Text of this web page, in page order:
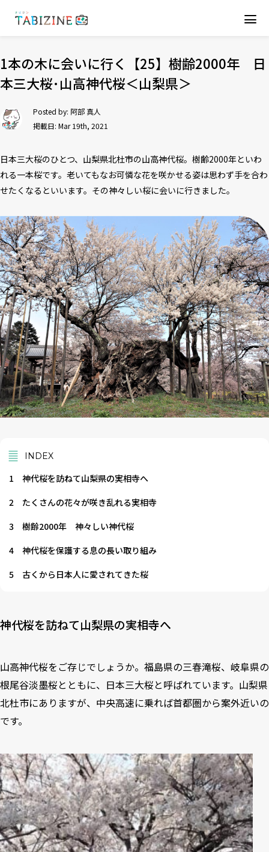
1本の木に会いに行く【25】樹齢2000年 日
本三大桜･山高神代桜＜山梨県＞
Posted by: 阿部 真人
掲載日: Mar 19th, 2021
日本三大桜のひとつ、山梨県北杜市の山高神代桜。樹齢2000年といわ
れる一本桜です。老いてもなお可憐な花を咲かせる姿は思わず手を合わ
せたくなるといいます。その神々しい桜に会いに行きました。
INDEX
1
神代桜を訪ねて山梨県の実相寺へ
2
たくさんの花々が咲き乱れる実相寺
3
樹齢2000年 神々しい神代桜
4
神代桜を保護する息の長い取り組み
5
古くから日本人に愛されてきた桜
神代桜を訪ねて山梨県の実相寺へ
山高神代桜をご存じでしょうか。福島県の三春滝桜、岐阜県の
根尾谷淡墨桜とともに、日本三大桜と呼ばれています。山梨県
北杜市にありますが、中央高速に乗れば首都圏から案外近いの
です。